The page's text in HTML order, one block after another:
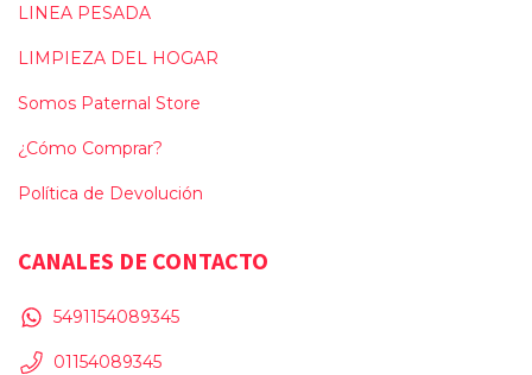
LINEA PESADA
LIMPIEZA DEL HOGAR
Somos Paternal Store
¿Cómo Comprar?
Política de Devolución
CANALES DE CONTACTO
5491154089345
01154089345